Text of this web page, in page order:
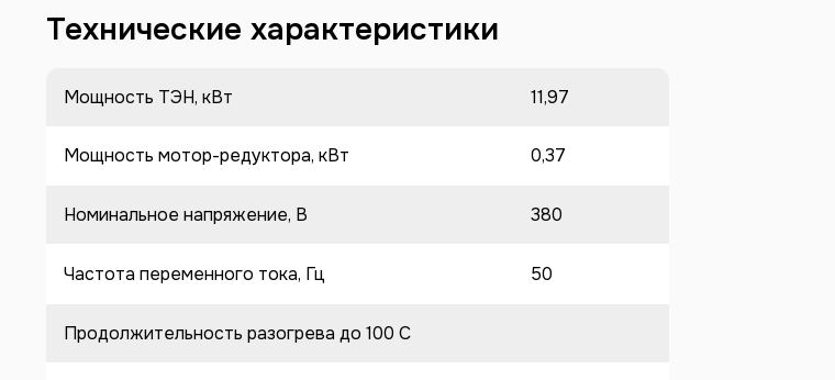
Технические характеристики
Мощность ТЭН, кВт 11,97
Мощность мотор-редуктора, кВт 0,37
Номинальное напряжение, В 380
Частота переменного тока, Гц 50
Продолжительность разогрева до 100 C